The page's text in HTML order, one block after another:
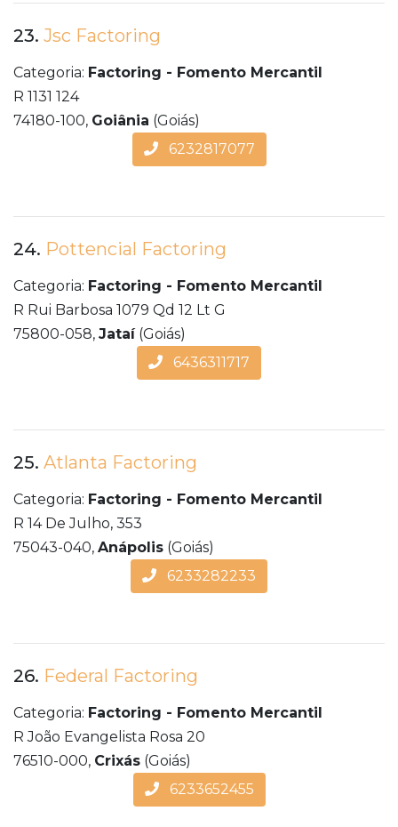
23. Jsc Factoring
Categoria: Factoring - Fomento Mercantil
R 1131 124
74180-100, Goiânia (Goiás)
6232817077
24. Pottencial Factoring
Categoria: Factoring - Fomento Mercantil
R Rui Barbosa 1079 Qd 12 Lt G
75800-058, Jataí(Goiás)
6436311717
25. Atlanta Factoring
Categoria: Factoring - Fomento Mercantil
R 14 De Julho, 353
75043-040, Anápolis (Goiás)
6233282233
26. Federal Factoring
Categoria: Factoring - Fomento Mercantil
R João Evangelista Rosa 20
76510-000, Crixás (Goiás)
6233652455